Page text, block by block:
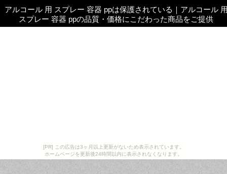
[PR] この広告は3ヶ月以上更新がないため表示されています。
ホームページを更新後24時間以内に表示されなくなります。
アルコール 用 スプレー 容器 ppは保護されている ｜ アルコール
スプレー 容器 ppの品質・価格にこだわった商品をご提供